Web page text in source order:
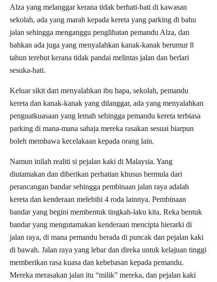
Alza yang melanggar kerana tidak berhati-hati di kawasan
sekolah, ada yang marah kepada kereta yang parking di bahu
jalan sehingga menganggu penglihatan pemandu Alza, dan
bahkan ada juga yang menyalahkan kanak-kanak berumur 8
tahun terebut kerana tidak pandai melintas jalan dan berlari
sesuka-hati.
Keluar sikit dari menyalahkan ibu bapa, sekolah, pemandu
kereta dan kanak-kanak yang dilanggar, ada yang menyalahkan
penguatkuasaan yang lemah sehingga pemandu kereta terbiasa
parking di mana-mana sahaja mereka rasakan sesuai biarpun
boleh membawa kecelakaan kepada orang lain.
Namun inilah realiti si pejalan kaki di Malaysia. Yang
diutamakan dan diberikan perhatian khusus bermula dari
perancangan bandar sehingga pembinaan jalan raya adalah
kereta dan kenderaan melebihi 4 roda lainnya. Pembinaan
bandar yang begini membentuk tingkah-laku kita. Reka bentuk
bandar yang mengutamakan kenderaan mencipta hierarki di
jalan raya, di mana pemandu berada di puncak dan pejalan kaki
di bawah. Jalan raya yang lebar dan direka untuk kelajuan tinggi
memberikan rasa kuasa dan kebebasan kepada pemandu.
Mereka merasakan jalan itu “milik” mereka, dan pejalan kaki